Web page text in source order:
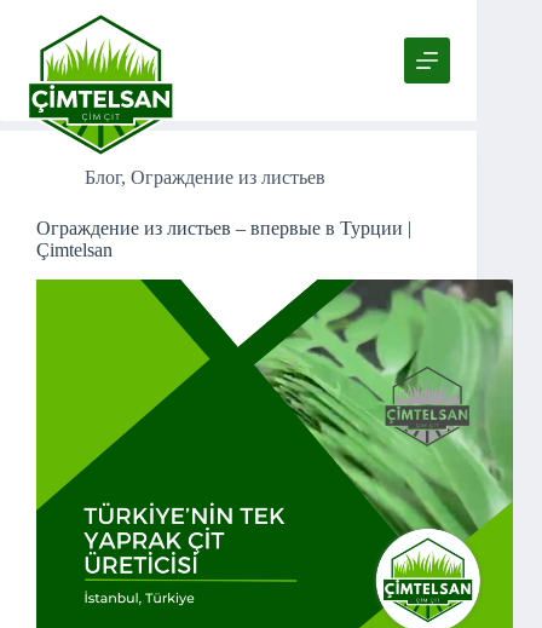
Покраска бумажных панелей для забора
Блог, Ограждение из листьев
Ограждение из листьев – впервые в Турции |
Çimtelsan